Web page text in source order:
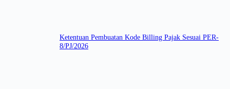
Ketentuan Pembuatan Kode Billing Pajak Sesuai PER-
8/PJ/2026